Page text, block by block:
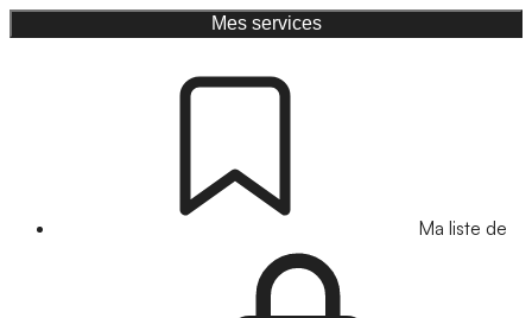
Mes services
Ma liste de